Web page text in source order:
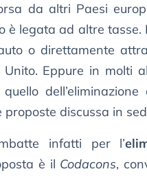
da altri Paesi
è legata ad altre
o direttamente
Eppure in molti
discussa in
infatti per l’
è il Codacons,